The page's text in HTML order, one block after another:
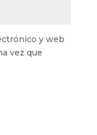
y web
vez que